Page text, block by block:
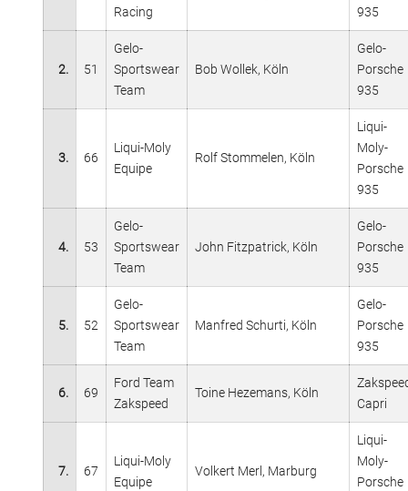
Racing
935
2. 51
Gelo-
Sportswear
Team
Bob Wollek, Köln
Gelo-
Porsche
935
3. 66
Liqui-Moly
Equipe
Rolf Stommelen, Köln
Liqui-
Moly-
Porsche
935
4. 53
Gelo-
Sportswear
Team
John Fitzpatrick, Köln
Gelo-
Porsche
935
5. 52
Gelo-
Sportswear
Team
Manfred Schurti, Köln
Gelo-
Porsche
935
6. 69
Ford Team
Zakspeed
Toine Hezemans, Köln
Capri
7. 67
Liqui-Moly
Equipe
Volkert Merl, Marburg
Liqui-
Moly-
Porsche